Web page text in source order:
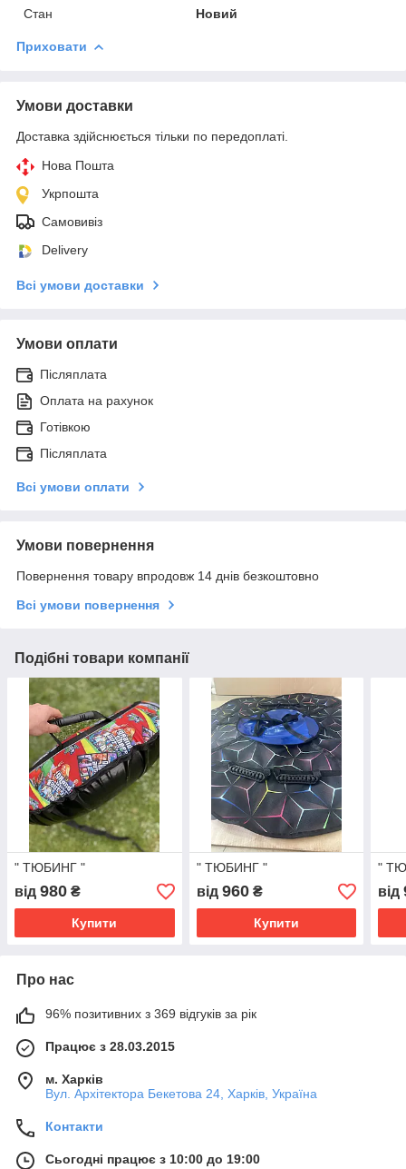
Стан Новий
Приховати
Умови доставки
Доставка здійснюється тільки по передоплаті.
Нова Пошта
Укрпошта
Самовивіз
Delivery
Всі умови доставки
Умови оплати
Післяплата
Оплата на рахунок
Готівкою
Післяплата
Всі умови оплати
Умови повернення
Повернення товару впродовж 14 днів безкоштовно
Всі умови повернення
Подібні товари компанії
" ТЮБИНГ "
від 980 ₴
Купити
" ТЮБИНГ "
від 960₴
Купити
"
від
Про нас
96% позитивних з 369 відгуків за рік
Працює з 28.03.2015
м. Харків
Вул. Архітектора Бекетова 24, Харків, Україна
Контакти
Сьогодні працює з 10:00 до 19:00